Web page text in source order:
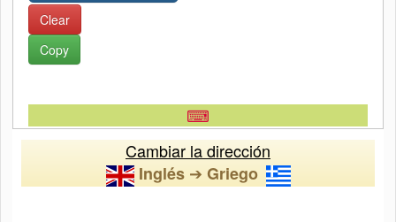
Clear
Copy
⌨
Cambiar la dirección
Inglés➔ Griego